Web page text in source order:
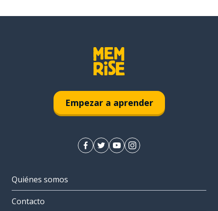
Empezar a aprender
Quiénes somos
Contacto